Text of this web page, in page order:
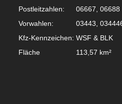
Postleitzahlen:
06667, 06688
Vorwahlen:
03443,
Kfz-Kennzeichen: WSF & BLK
Fläche
113,57 km²